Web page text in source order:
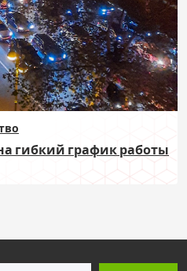
гибкий график работы